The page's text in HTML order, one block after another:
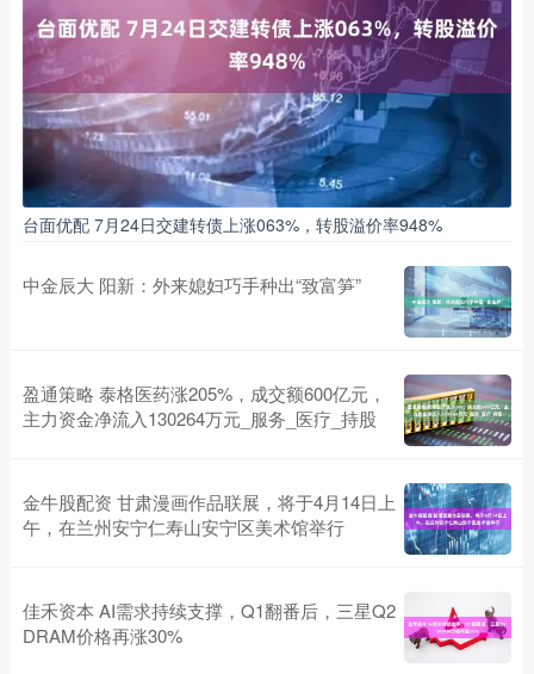
台面优配 7月24日交建转债上涨063%，转股溢价率948%
中金辰大 阳新：外来媳妇巧手种出“致富笋”
盈通策略 泰格医药涨205%，成交额600亿元，
主力资金净流入130264万元_服务_医疗_持股
金牛股配资 甘肃漫画作品联展，将于4月14日上
午，在兰州安宁仁寿山安宁区美术馆举行
佳禾资本 AI需求持续支撑，Q1翻番后，三星Q2
DRAM价格再涨30%